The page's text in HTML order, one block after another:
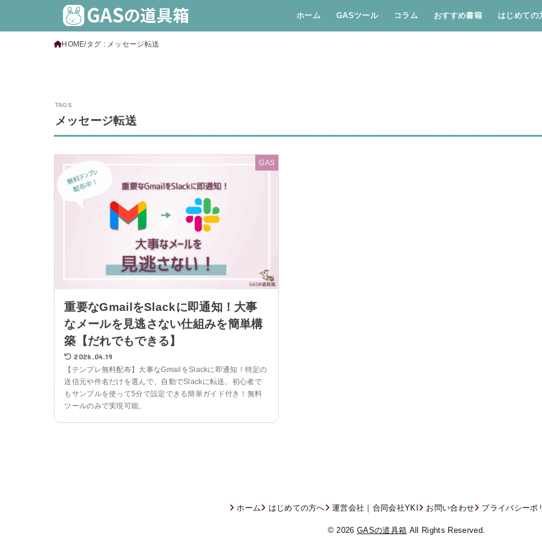
ホーム GASツール コラム おすすめ書籍 はじめての
HOME タグ : メッセージ転送
メッセージ転送
GAS
重要なGmailをSlackに即通知！大事
なメールを見逃さない仕組みを簡単構
築【だれでもできる】
2026.04.19
【テンプレ無料配布】大事なGmailをSlackに即通知！特定の
送信元や件名だけを選んで、自動でSlackに転送。初心者で
もサンプルを使って5分で設定できる簡単ガイド付き！無料
ツールのみで実現可能。
ホーム はじめての方へ 運営会社｜合同会社YKI お問い合わせ プライバシーポ
© 2026GASの道具箱 All Rights Reserved.